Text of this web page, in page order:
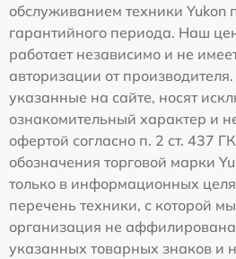
обслуживанием техники Yukon
гарантийного периода. Наш
работает независимо и не
авторизации от
указанные на сайте, носят
ознакомительный характер и
офертой согласно п. 2 ст. 437
обозначения торговой марки
только в информационных
перечень техники, с которой
организация не
указанных товарных знаков и